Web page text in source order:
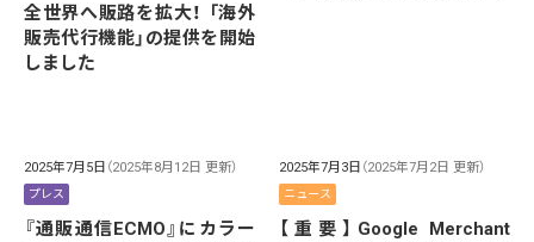
全世界へ販路を拡大！ 「海外
販売代行機能」の提供を開始
しました
2025年7月5日 （2025年8月12日 更新）
プレス
『通販通信ECMO』にカラー
2025年7月3日 （2025年7月2日 更新）
ニュース
【重要】Google Merchant